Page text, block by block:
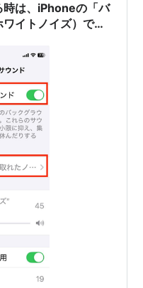
時は、iPhoneの「バ
イトノイズ）で対